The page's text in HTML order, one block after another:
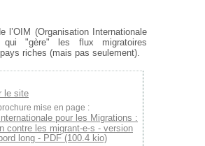
l’OIM (Organisation Internationale
qui "gère" les flux migratoires
riches (mais pas seulement).
le site
mise en page :
pour les Migrations :
contre les migrant-e-s - version
long - PDF (100.4 kio)